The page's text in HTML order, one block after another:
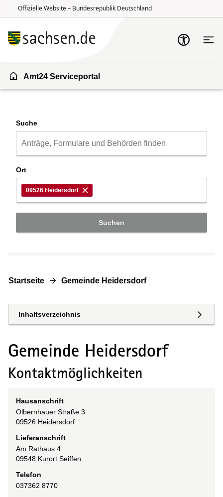
Offizielle Website – Bundesrepublik Deutschland
Amt24 Serviceportal
Suche
Ort
09526 Heidersdorf
Suchen
Startseite Gemeinde Heidersdorf
Inhaltsverzeichnis
Gemeinde Heidersdorf
Kontaktmöglichkeiten
Hausanschrift
Olbernhauer Straße 3
09526 Heidersdorf
Lieferanschrift
Am Rathaus 4
09548 Kurort Seiffen
Telefon
037362 8770